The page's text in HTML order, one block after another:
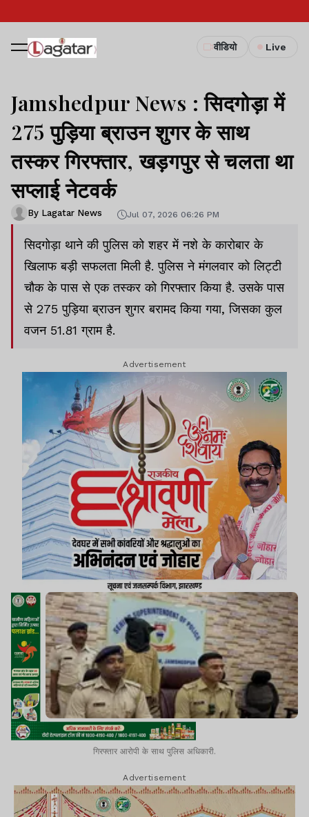
वीडियो Live
Jamshedpur News : सिदगोड़ा में
275 पुड़िया ब्राउन शुगर के साथ
तस्कर गिरफ्तार, खड़गपुर से चलता था
सप्लाई नेटवर्क
By Lagatar News Jul 07, 2026 06:26 PM
सिदगोड़ा थाने की पुलिस को शहर में नशे के कारोबार के
खिलाफ बड़ी सफलता मिली है. पुलिस ने मंगलवार को लिट्टी
चौक के पास से एक तस्कर को गिरफ्तार किया है. उसके पास
से 275 पुड़िया ब्राउन शुगर बरामद किया गया, जिसका कुल
वजन 51.81 ग्राम है.
Advertisement
गिरफ्तार आरोपी के साथ पुलिस अधिकारी.
Advertisement